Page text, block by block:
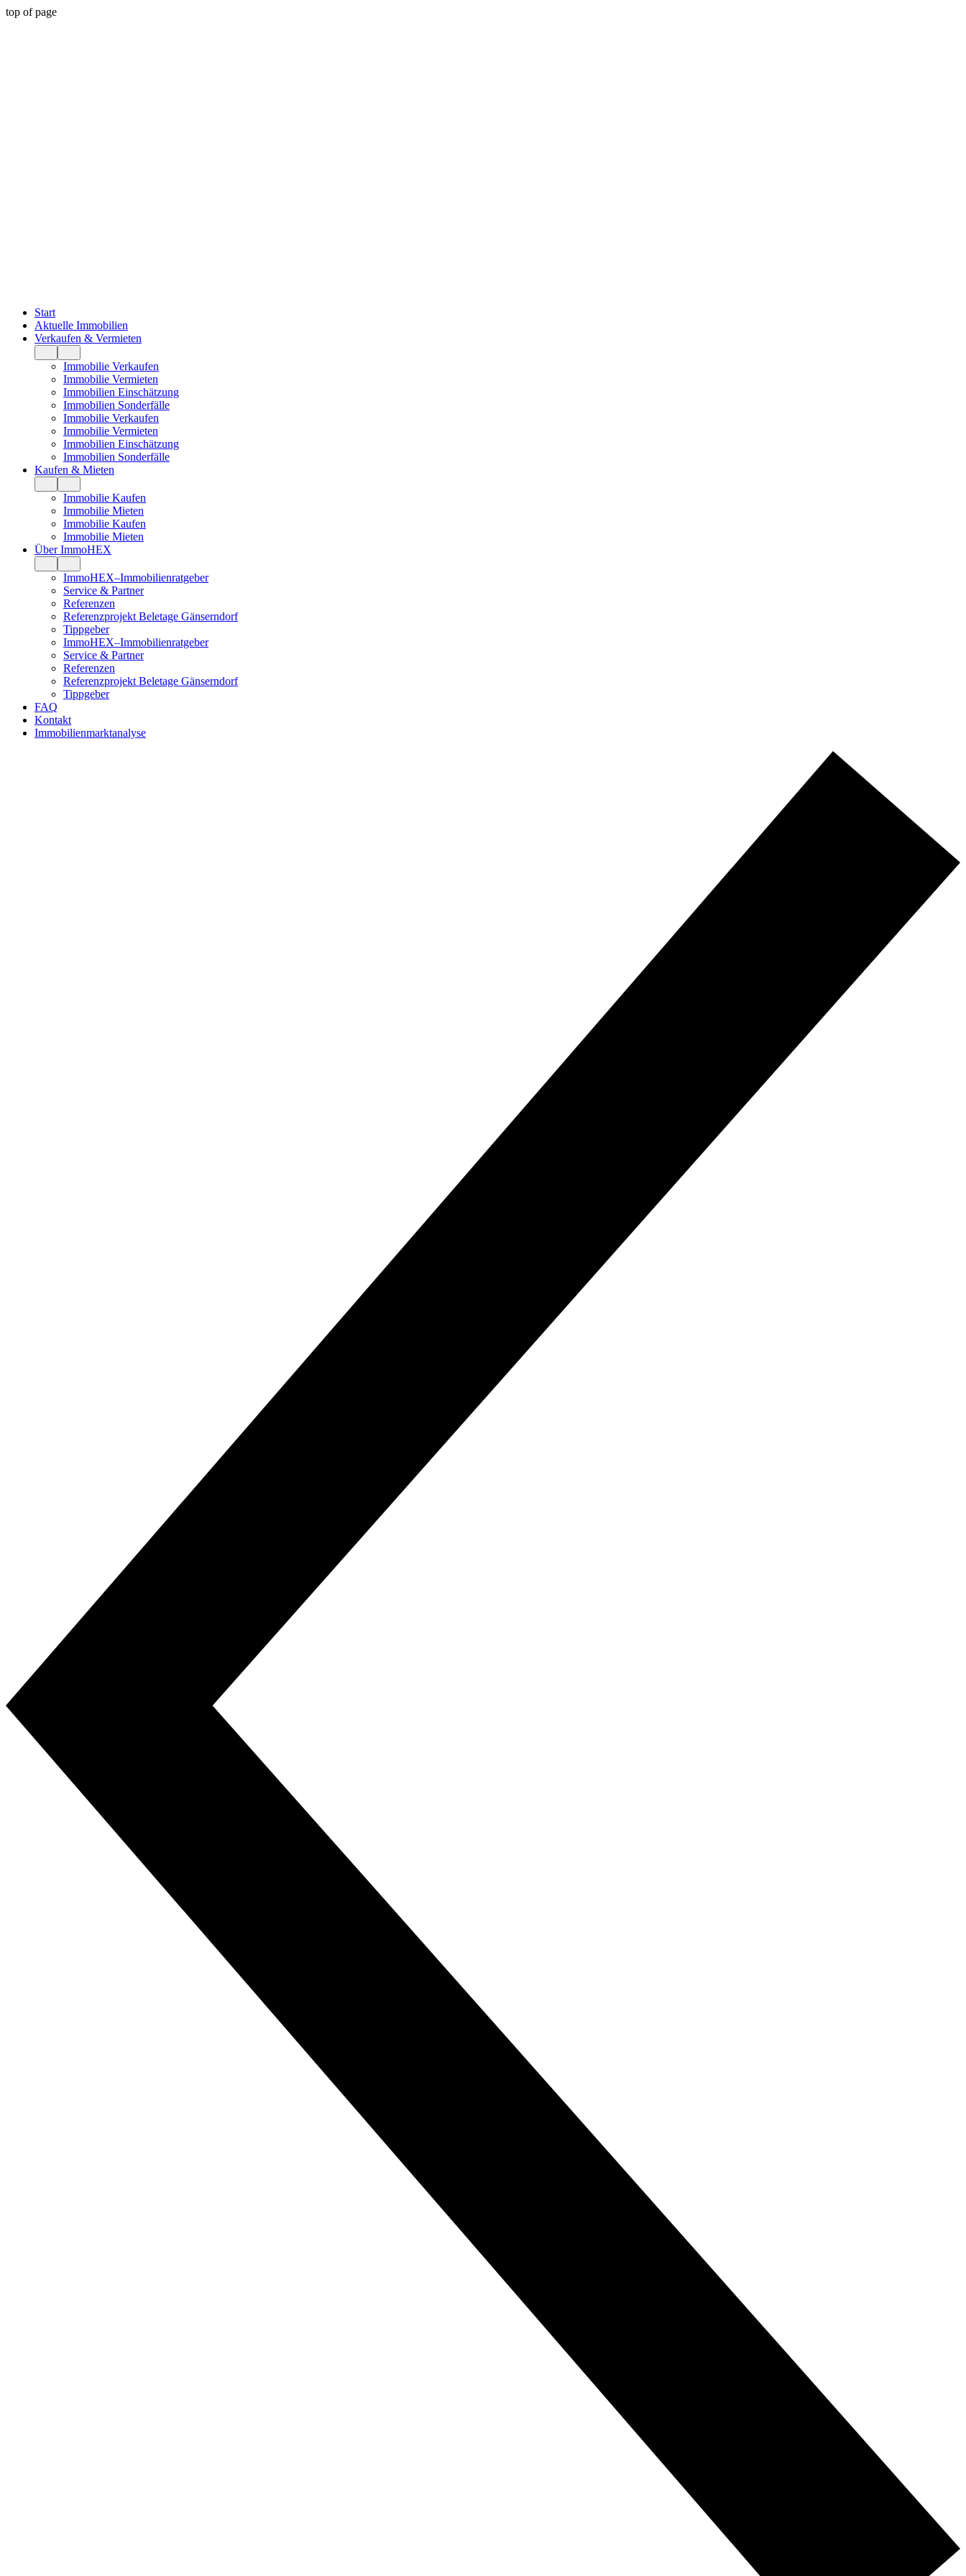
top of page
Start
Aktuelle Immobilien
Verkaufen & Vermieten
Immobilie Verkaufen
Immobilie Vermieten
Immobilien Einschätzung
Immobilien Sonderfälle
Immobilie Verkaufen
Immobilie Vermieten
Immobilien Einschätzung
Immobilien Sonderfälle
Kaufen & Mieten
Immobilie Kaufen
Immobilie Mieten
Immobilie Kaufen
Immobilie Mieten
Über ImmoHEX
ImmoHEX–Immobilienratgeber
Service & Partner
Referenzen
Referenzprojekt Beletage Gänserndorf
Tippgeber
ImmoHEX–Immobilienratgeber
Service & Partner
Referenzen
Referenzprojekt Beletage Gänserndorf
Tippgeber
FAQ
Kontakt
Immobilienmarktanalyse